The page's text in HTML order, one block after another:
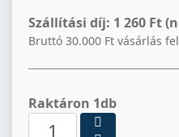
Szállítási díj: 1 260 Ft
Bruttó 30.000 Ft vásárlás
Raktáron 1db